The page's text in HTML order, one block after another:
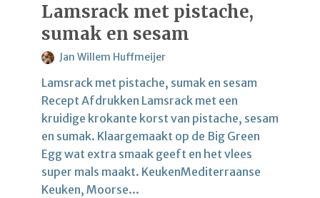
Lamsrack met pistache,
sumak en sesam
Jan Willem Huffmeijer
Lamsrack met pistache, sumak en sesam
Recept Afdrukken Lamsrack met een
kruidige krokante korst van pistache, sesam
en sumak. Klaargemaakt op de Big Green
Egg wat extra smaak geeft en het vlees
super mals maakt. KeukenMediterraanse
Keuken, Moorse...